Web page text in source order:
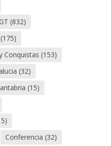
(832)
(175)
Conquistas (153)
(32)
(15)
Conferencia (32)